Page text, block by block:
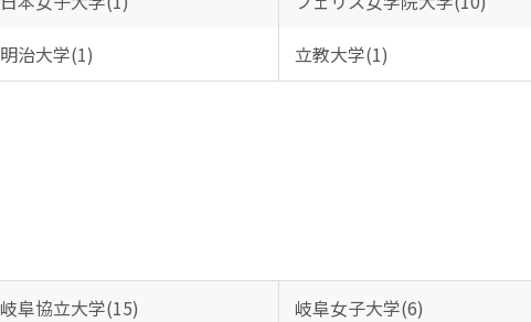
明治大学(1) 立教大学(1)
岐阜協立大学(15)
岐阜女子大学(6)